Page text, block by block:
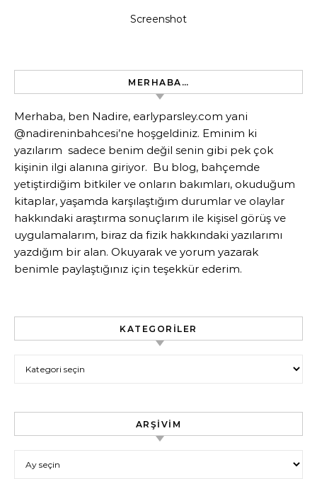
Screenshot
MERHABA…
Merhaba, ben Nadire, earlyparsley.com yani
@nadireninbahcesi’ne hoşgeldiniz. Eminim ki
yazılarım sadece benim değil senin gibi pek çok
kişinin ilgi alanına giriyor. Bu blog, bahçemde
yetiştirdiğim bitkiler ve onların bakımları, okuduğum
kitaplar, yaşamda karşılaştığım durumlar ve olaylar
hakkındaki araştırma sonuçlarım ile kişisel görüş ve
uygulamalarım, biraz da fizik hakkındaki yazılarımı
yazdığım bir alan. Okuyarak ve yorum yazarak
benimle paylaştığınız için teşekkür ederim.
KATEGORILER
ARŞIVIM